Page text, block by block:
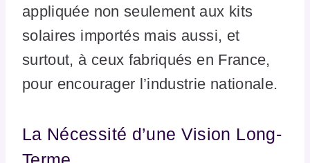
appliquée non seulement aux kits
solaires importés mais aussi, et
surtout, à ceux fabriqués en France,
pour encourager l’industrie nationale.
La Nécessité d’une Vision Long-